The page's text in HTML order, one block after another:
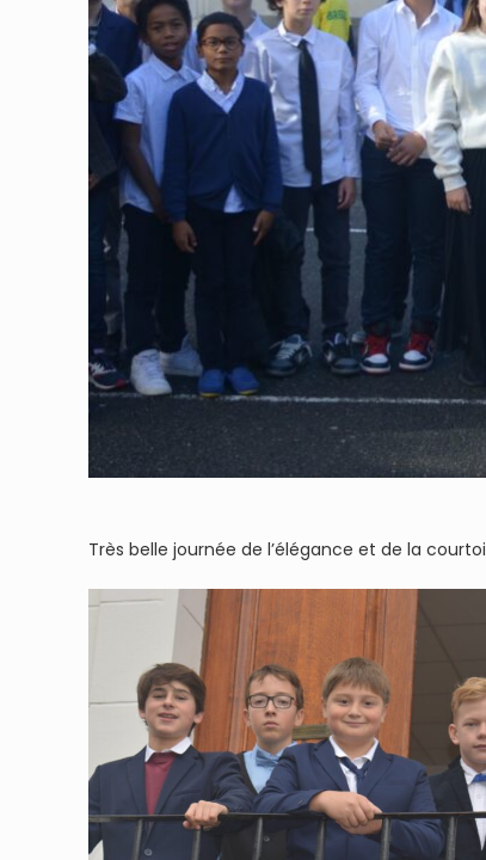
Très belle journée de l’élégance et de la